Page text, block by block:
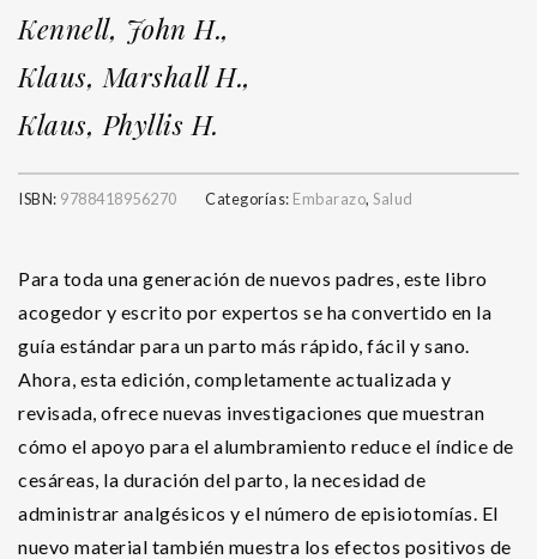
Kennell, John H.,
Klaus, Marshall H.,
Klaus, Phyllis H.
ISBN: 9788418956270 Categorías: Embarazo, Salud
Para toda una generación de nuevos padres, este libro
acogedor y escrito por expertos se ha convertido en la
guía estándar para un parto más rápido, fácil y sano.
Ahora, esta edición, completamente actualizada y
revisada, ofrece nuevas investigaciones que muestran
cómo el apoyo para el alumbramiento reduce el índice de
cesáreas, la duración del parto, la necesidad de
administrar analgésicos y el número de episiotomías. El
nuevo material también muestra los efectos positivos de